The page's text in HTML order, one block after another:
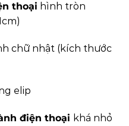
thoại hình tròn
chữ nhật (kích thước
elip
điện thoại khá nhỏ